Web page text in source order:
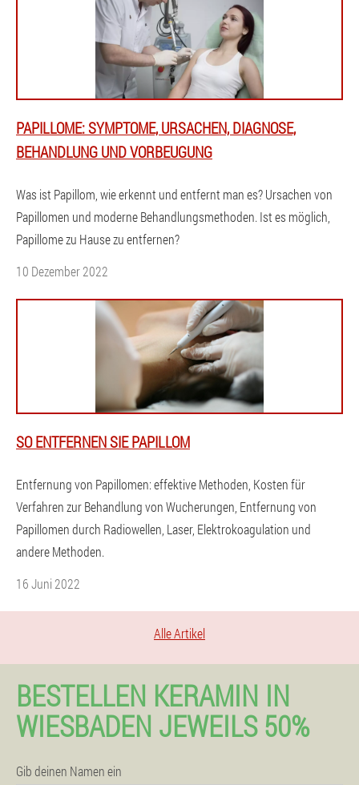
PAPILLOME: SYMPTOME, URSACHEN, DIAGNOSE,
BEHANDLUNG UND VORBEUGUNG
Was ist Papillom, wie erkennt und entfernt man es? Ursachen von
Papillomen und moderne Behandlungsmethoden. Ist es möglich,
Papillome zu Hause zu entfernen?
10 Dezember 2022
SO ENTFERNEN SIE PAPILLOM
Entfernung von Papillomen: effektive Methoden, Kosten für
Verfahren zur Behandlung von Wucherungen, Entfernung von
Papillomen durch Radiowellen, Laser, Elektrokoagulation und
andere Methoden.
16 Juni 2022
Alle Artikel
BESTELLEN KERAMIN IN
WIESBADEN JEWEILS 50%
Gib deinen Namen ein